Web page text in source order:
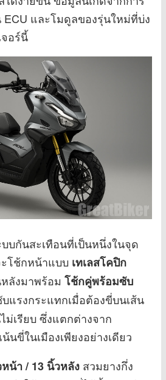
และโมดูลของรุ่นใหม่ที่บ่ง
อร์นี้
บกันสะเทือนที่เป็นหนึ่งในจุด
ะโช้กหน้าแบบ เทเลสโคปิก
ลังมาพร้อม โช้กคู่พร้อมซับ
แรงกระแทกเมื่อต้องขี่บนเส้น
เรียบ ซึ่งแตกต่างจาก
นขี่ในเมืองเพียงอย่างเดียว
น้า / 13 นิ้วหลัง สวมยางกึ่ง